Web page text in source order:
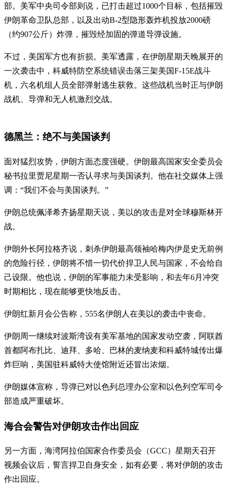
部。美军中央司令部则说，已打击超过1000个目标，包括摧毁
伊朗革命卫队总部，以及出动B-2型隐形轰炸机投放2000磅
（约907公斤）炸弹，摧毁经加固的弹道导弹设施。
不过，美国军方也有折损。美军透露，在伊朗星期天晚展开的
一次袭击中，科威特防空系统错误击落三架美国F-15E战斗
机，六名机组人员全部弹射逃生获救。这些战机当时正与伊朗
战机、导弹和无人机激烈交战。
德黑兰：绝不与美国谈判
面对猛烈攻势，伊朗方面态度强硬。伊朗最高国家安全委员会
秘书拉里贾尼星期一否认寻求与美国谈判。他在社交媒体上强
调：“我们不会与美国谈判。”
伊朗总统佩泽希齐扬星期天说，美以的攻击是对全球穆斯林开
战。
伊朗外长阿拉格齐说，刺杀伊朗最高领袖哈梅内伊是史无前例
的危险行径，伊朗将不惜一切代价捍卫人民与国家，不会给自
己设限。他也说，伊朗的军事能力未受影响，和去年6月冲突
时期相比，现在能够更快地反击。
伊朗红新月会公告称，555名伊朗人在美以的袭击中丧命。
伊朗周一继续对波斯湾设有美军基地的国家发动空袭，阿联酋
首都阿布扎比、迪拜、多哈、巴林的麦纳麦和科威特城传出爆
炸巨响，美国驻科威特大使馆附近还冒出浓烟。
伊朗媒体宣称，导弹已对以色列总理办公室和以色列空军司令
部造成严重破坏。
海合会警告对伊朗攻击作出回应
另一方面，海湾阿拉伯国家合作委员会（GCC）星期天召开
视频会议后，誓言捍卫自身安全，如有必要，将对伊朗的攻击
作出回应。